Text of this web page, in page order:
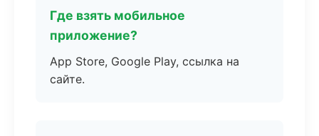
Где взять мобильное
приложение?
App Store, Google Play, ссылка на
сайте.